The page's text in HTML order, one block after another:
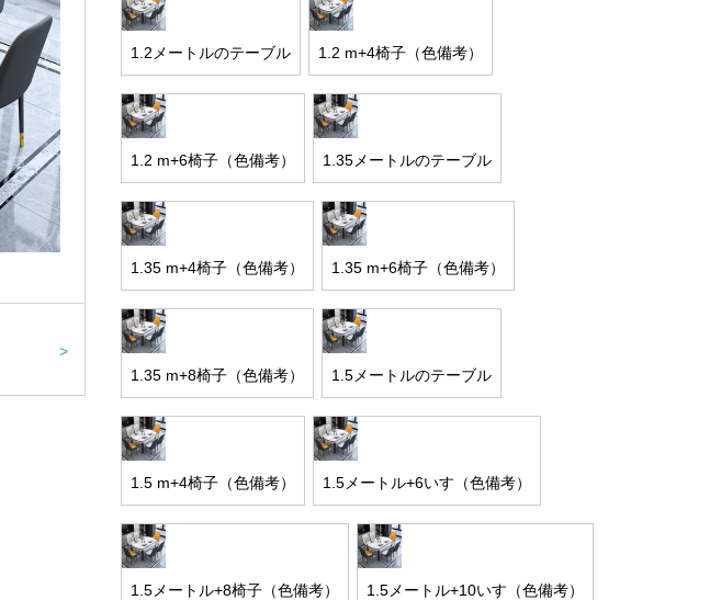
>
1.2メートルのテーブル 1.2 m+4椅子（色備考）
1.2 m+6椅子（色備考） 1.35メートルのテーブル
1.35 m+4椅子（色備考） 1.35 m+6椅子（色備考）
1.35 m+8椅子（色備考） 1.5メートルのテーブル
1.5 m+4椅子（色備考） 1.5メートル+6いす（色備考）
1.5メートル+8椅子（色備考） 1.5メートル+10いす（色備考）